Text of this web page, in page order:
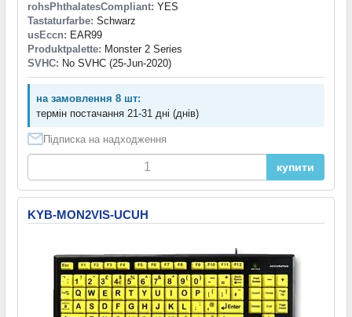
rohsPhthalatesCompliant: YES
Tastaturfarbe: Schwarz
usEccn: EAR99
Produktpalette: Monster 2 Series
SVHC: No SVHC (25-Jun-2020)
на замовлення 8 шт:
термін постачання 21-31 дні (днів)
Підписка на надходження
купити
KYB-MON2VIS-UCUH